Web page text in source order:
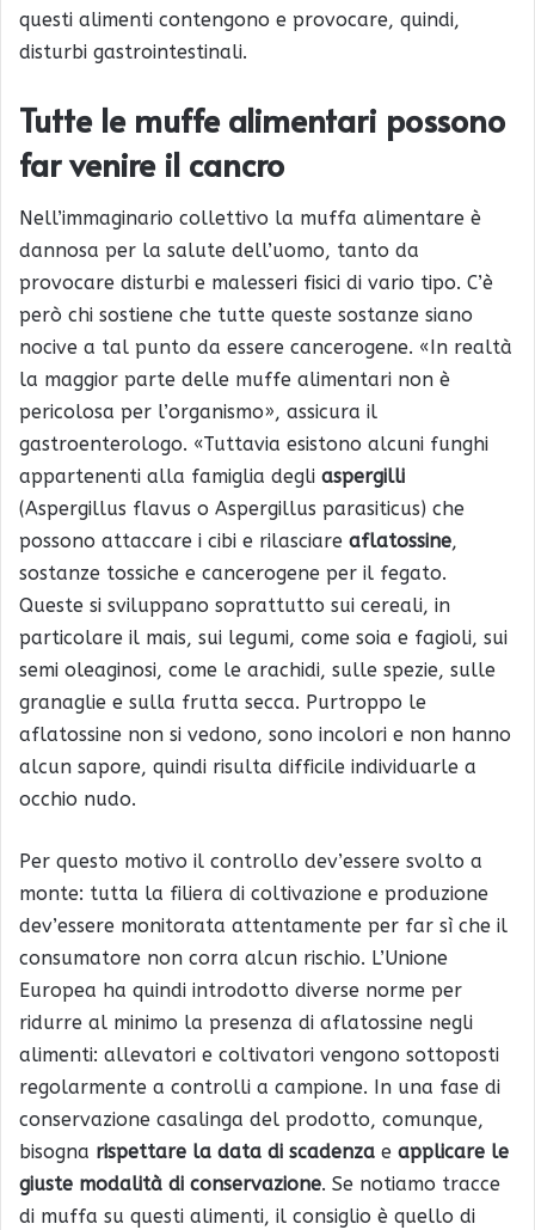
questi alimenti contengono e provocare, quindi,
disturbi gastrointestinali.
Tutte le muffe alimentari possono
far venire il cancro
Nell’immaginario collettivo la muffa alimentare è
dannosa per la salute dell’uomo, tanto da
provocare disturbi e malesseri fisici di vario tipo. C’è
però chi sostiene che tutte queste sostanze siano
nocive a tal punto da essere cancerogene. «In realtà
la maggior parte delle muffe alimentari non è
pericolosa per l’organismo», assicura il
gastroenterologo. «Tuttavia esistono alcuni funghi
appartenenti alla famiglia degli aspergilli
(Aspergillus flavus o Aspergillus parasiticus) che
possono attaccare i cibi e rilasciare aflatossine,
sostanze tossiche e cancerogene per il fegato.
Queste si sviluppano soprattutto sui cereali, in
particolare il mais, sui legumi, come soia e fagioli, sui
semi oleaginosi, come le arachidi, sulle spezie, sulle
granaglie e sulla frutta secca. Purtroppo le
aflatossine non si vedono, sono incolori e non hanno
alcun sapore, quindi risulta difficile individuarle a
occhio nudo.
Per questo motivo il controllo dev’essere svolto a
monte: tutta la filiera di coltivazione e produzione
dev’essere monitorata attentamente per far sì che il
consumatore non corra alcun rischio. L’Unione
Europea ha quindi introdotto diverse norme per
ridurre al minimo la presenza di aflatossine negli
alimenti: allevatori e coltivatori vengono sottoposti
regolarmente a controlli a campione. In una fase di
conservazione casalinga del prodotto, comunque,
bisogna rispettare la data di scadenza e applicare le
giuste modalità di conservazione. Se notiamo tracce
di muffa su questi alimenti, il consiglio è quello di